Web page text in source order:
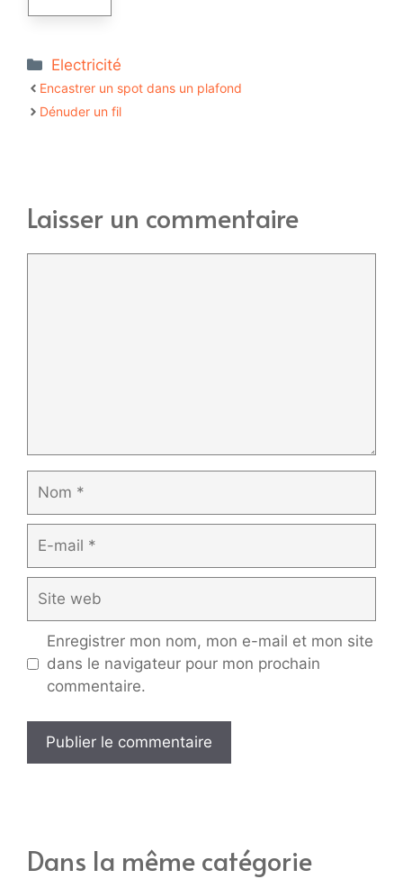
Catégories
Electricité
Encastrer un spot dans un plafond
Dénuder un fil
Laisser un commentaire
mail
web
Enregistrer mon nom, mon e-mail et mon site
dans le navigateur pour mon prochain
commentaire.
Dans la même catégorie